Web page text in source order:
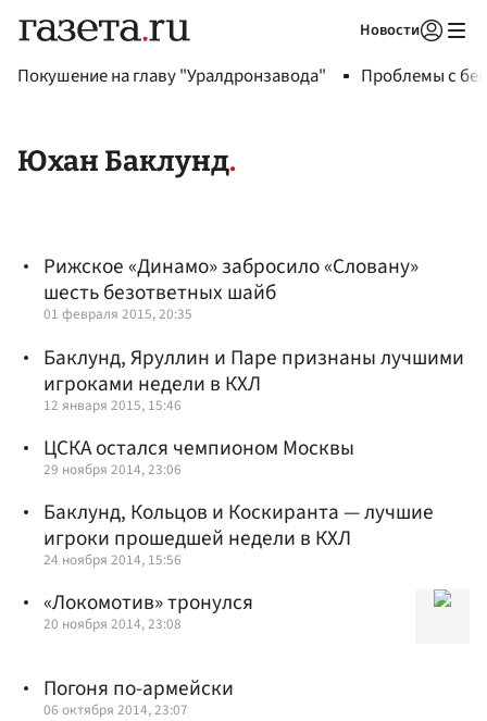
Новости
Покушение на главу "Уралдронзавода" Проблемы с
Юхан Баклунд
Рижское «Динамо» забросило «Словану»
шесть безответных шайб
01 февраля 2015, 20:35
Баклунд, Яруллин и Паре признаны лучшими
игроками недели в КХЛ
12 января 2015, 15:46
ЦСКА остался чемпионом Москвы
29 ноября 2014, 23:06
Баклунд, Кольцов и Коскиранта — лучшие
игроки прошедшей недели в КХЛ
24 ноября 2014, 15:56
«Локомотив» тронулся
20 ноября 2014, 23:08
Погоня по-армейски
06 октября 2014, 23:07